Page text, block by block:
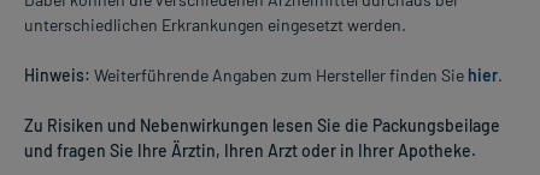
unterschiedlichen Erkrankungen eingesetzt werden.
Hinweis: Weiterführende Angaben zum Hersteller finden Sie hier.
Zu Risiken und Nebenwirkungen lesen Sie die Packungsbeilage
und fragen Sie Ihre Ärztin, Ihren Arzt oder in Ihrer Apotheke.